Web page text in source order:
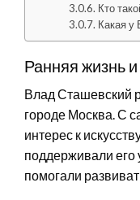
Кто
Какая у
Ранняя жизнь
Влад Сташевский
городе Москва. С
интерес к
поддерживали его
помогали